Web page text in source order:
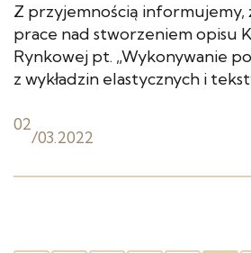
Z przyjemnością informujemy,
prace nad stworzeniem opisu
Rynkowej pt. „Wykonywanie
z wykładzin elastycznych i
02
/03.2022